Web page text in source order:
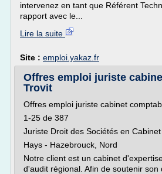
intervenez en tant que Référent
rapport avec le...
Lire la suite
Site : emploi.yakaz.fr
Offres emploi juriste
Trovit
Offres emploi juriste cabinet
1-25 de 387
Juriste Droit des Sociétés en
Hays - Hazebrouck, Nord
Notre client est un cabinet
d'audit régional. Afin de soutenir